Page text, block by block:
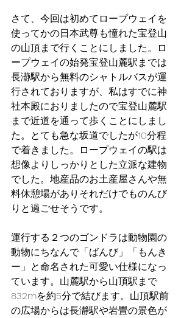
さて、今回は初めてロープウェイを
使ってかの日本武尊も憧れた宝登山
の山頂まで行くことにしました。ロ
ープウェイの始発宝登山麓駅までは
長瀞駅から無料のシャトルバスが運
行されておりますが、私はすでに神
社本殿におりましたので宝登山麓駅
まで近道を通って歩くことにしまし
た。とても急な坂道でしたが10分程
で着きました。ロープウェイの駅は
想像よりしっかりとした立派な建物
でした。地産品のお土産屋さんや無
料休憩場がありそれだけでものんび
りと過ごせそうです。
運行する２つのゴンドラは動物園の
動物にちなんで「ばんび」「もんき
ー」と命名された可愛い仕様になっ
ています。山麓駅から山頂駅まで
832mを約5分で結びます。山頂駅前
の広場からは長瀞駅や岩畳の景色が